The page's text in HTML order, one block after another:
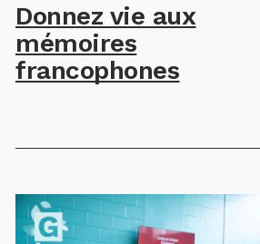
Donnez vie aux
mémoires
francophones